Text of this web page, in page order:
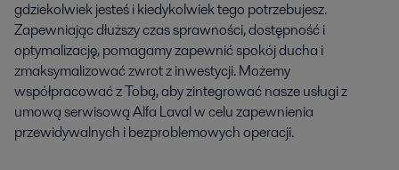
gdziekolwiek jesteś i kiedykolwiek tego potrzebujesz.
Zapewniając dłuższy czas sprawności, dostępność i
optymalizację, pomagamy zapewnić spokój ducha i
zmaksymalizować zwrot z inwestycji. Możemy
współpracować z Tobą, aby zintegrować nasze usługi z
umową serwisową Alfa Laval w celu zapewnienia
przewidywalnych i bezproblemowych operacji.